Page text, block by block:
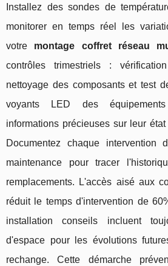
Installez des sondes de
monitorer en temps réel les
votre montage coffret réseau
contrôles trimestriels :
nettoyage des composants et test
voyants LED des
informations précieuses sur leur
Documentez chaque intervention
maintenance pour tracer
remplacements. L'accès aisé aux
réduit le temps d'intervention de
installation conseils incluent
d'espace pour les évolutions
rechange. Cette démarche